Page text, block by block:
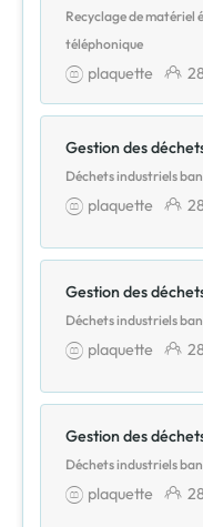
Recyclage de
téléphonique
plaquette
Gestion des
Déchets industriels
plaquette
Gestion des
Déchets industriels
plaquette
Gestion des
Déchets industriels
plaquette